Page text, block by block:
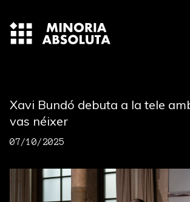
Xavi Bundó debuta a la tele
vas néixer
07/10/2025